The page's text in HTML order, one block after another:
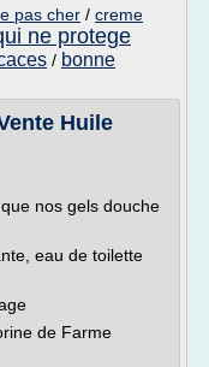
pas cher / creme
ne protege
/ bonne
Huile
nos gels douche
eau de toilette
de Farme